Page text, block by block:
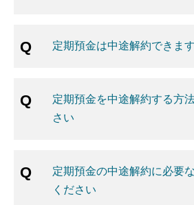
定期預金は中途解約できま
定期預金を中途解約する方
さい
定期預金の中途解約に必要
ください